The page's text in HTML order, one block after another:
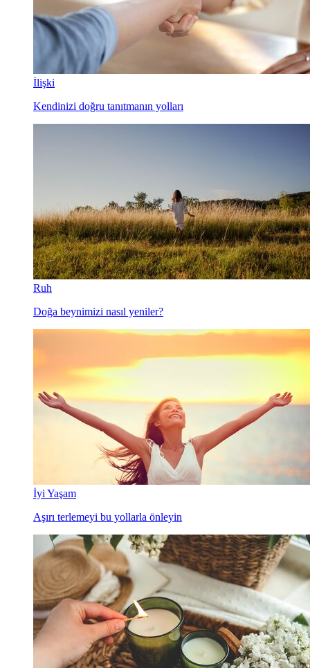
İlişki
Kendinizi doğru tanıtmanın yolları
Ruh
Doğa beynimizi nasıl yeniler?
İyi Yaşam
Aşırı terlemeyi bu yollarla önleyin